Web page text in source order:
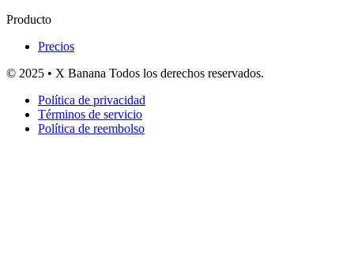
Producto
Precios
© 2025 • X Banana Todos los derechos reservados.
Política de privacidad
Términos de servicio
Política de reembolso